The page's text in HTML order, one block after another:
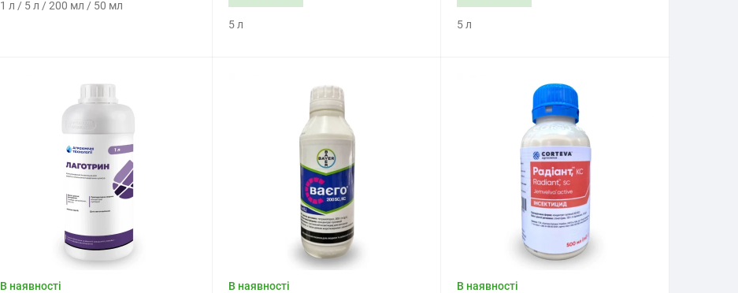
1 л / 5 л / 200 мл / 50 мл
5 л 5 л
В наявності В наявності В наявності